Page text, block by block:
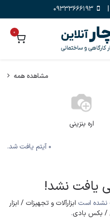
|
09333666193
0
مشاهده همه
اره بنزینی
0 آیتم یافت شد.
یافت نشد!
نشده است ابزارآلات و تجهیزات / ابزار
/ بکس بادی.